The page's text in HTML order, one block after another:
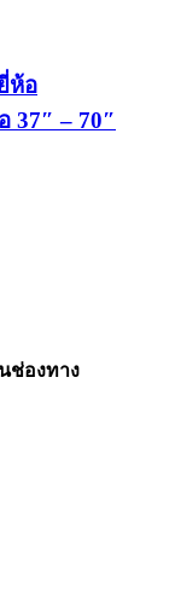
ห้อ
37″ – 70″
ช่องทาง